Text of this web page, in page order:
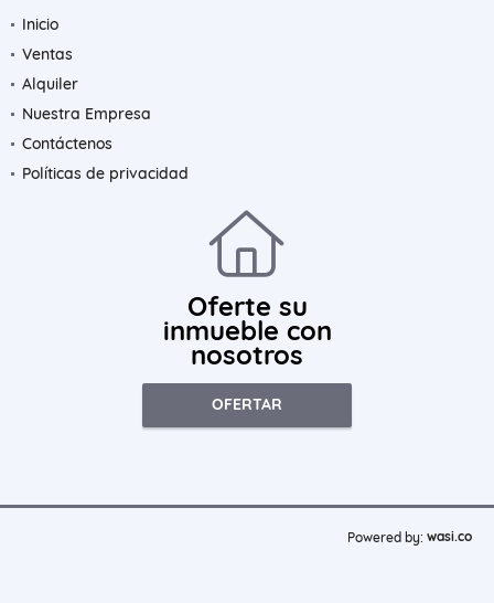
Inicio
Ventas
Alquiler
Nuestra Empresa
Contáctenos
Políticas de privacidad
Oferte su
inmueble con
nosotros
OFERTAR
Powered by: wasi.co